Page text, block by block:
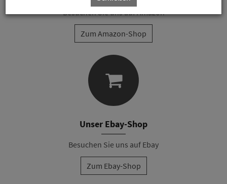
Besuchen Sie uns auf Amazon
Zum Amazon-Shop
Unser Ebay-Shop
Besuchen Sie uns auf Ebay
Zum Ebay-Shop